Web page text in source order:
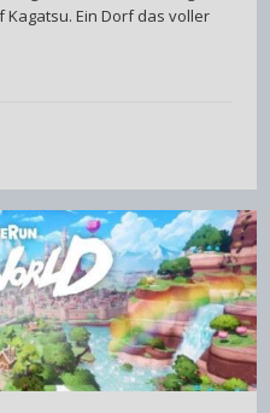
Ein Dorf das voller